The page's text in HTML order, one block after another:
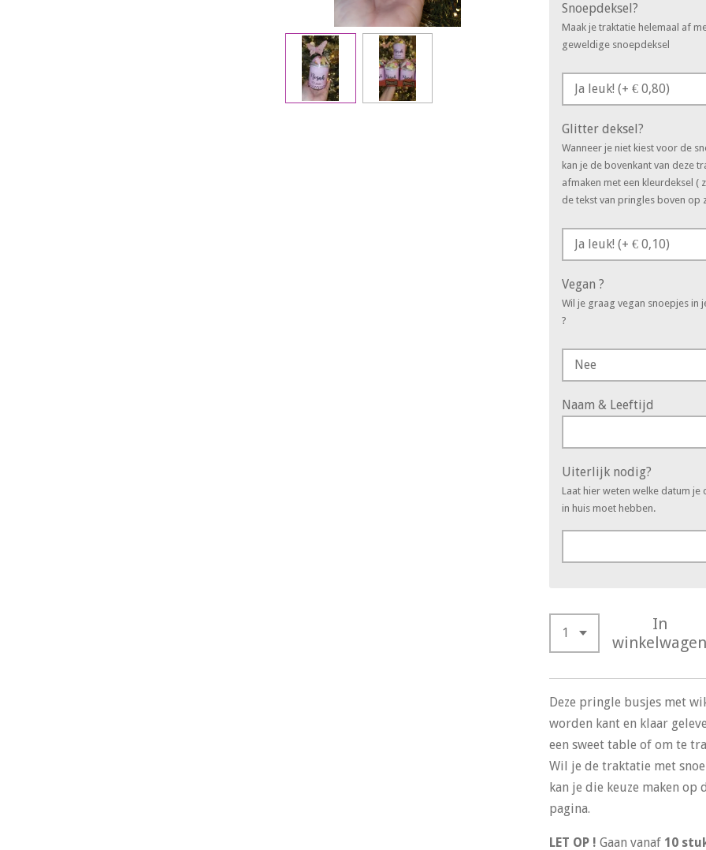
Snoepdeksel?
Maak je traktatie helemaal af
geweldige snoepdeksel
Glitter deksel?
Wanneer je niet kiest voor de
kan je de bovenkant van deze
afmaken met een kleurdeksel (
de tekst van pringles boven op
Vegan ?
Wil je graag vegan snoepjes in
?
Naam & Leeftijd
Uiterlijk nodig?
Laat hier weten welke datum je
in huis moet hebben.
In
winkelwagen
Deze pringle busjes met
worden kant en klaar
een sweet table of om te
Wil je de traktatie met
kan je die keuze maken op
pagina.
LET OP ! Gaan vanaf 10